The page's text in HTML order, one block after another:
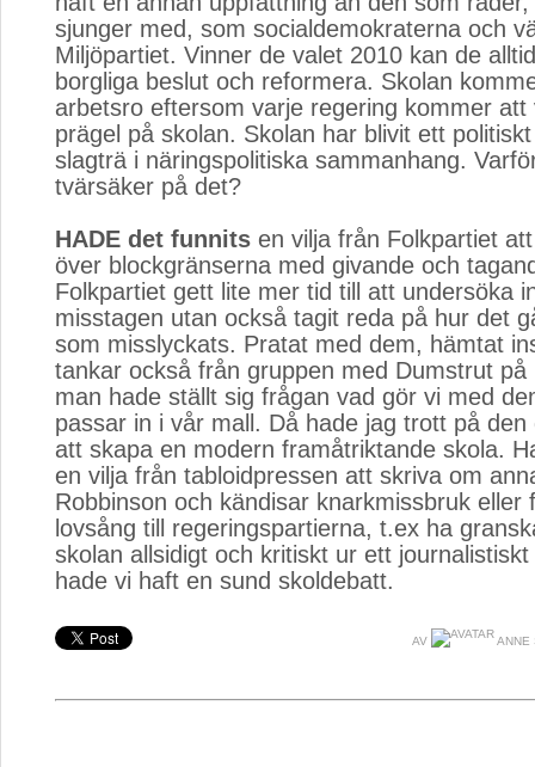
sjunger med, som socialdemokraterna och
Miljöpartiet. Vinner de valet 2010 kan de
borgliga beslut och reformera. Skolan
arbetsro eftersom varje regering kommer att
prägel på skolan. Skolan har blivit ett
slagträ i näringspolitiska sammanhang.
tvärsäker på det?
HADE det funnits en vilja från Folkpartiet
över blockgränserna med givande och
Folkpartiet gett lite mer tid till att undersöka
misstagen utan också tagit reda på hur det
som misslyckats. Pratat med dem, hämtat
tankar också från gruppen med Dumstrut
man hade ställt sig frågan vad gör vi med
passar in i vår mall. Då hade jag trott på den
att skapa en modern framåtriktande skola.
en vilja från tabloidpressen att skriva om
Robbinson och kändisar knarkmissbruk eller
lovsång till regeringspartierna, t.ex ha
skolan allsidigt och kritiskt ur ett
hade vi haft en sund skoldebatt.
AV ANNE